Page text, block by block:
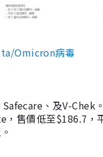
Omicron病毒
、及V-Chek
，售價低至$186.7，